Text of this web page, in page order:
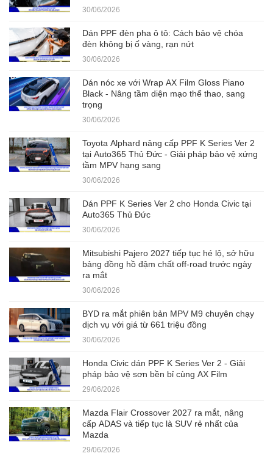
30/06/2026
Dán PPF đèn pha ô tô: Cách bảo vệ chóa
đèn không bị ố vàng, rạn nứt
30/06/2026
Dán nóc xe với Wrap AX Film Gloss Piano
Black - Nâng tầm diện mạo thể thao, sang
trọng
30/06/2026
Toyota Alphard nâng cấp PPF K Series Ver 2
tại Auto365 Thủ Đức - Giải pháp bảo vệ xứng
tầm MPV hạng sang
30/06/2026
Dán PPF K Series Ver 2 cho Honda Civic tại
Auto365 Thủ Đức
30/06/2026
Mitsubishi Pajero 2027 tiếp tục hé lộ, sở hữu
bảng đồng hồ đậm chất off-road trước ngày
ra mắt
30/06/2026
BYD ra mắt phiên bản MPV M9 chuyên chạy
dịch vụ với giá từ 661 triệu đồng
30/06/2026
Honda Civic dán PPF K Series Ver 2 - Giải
pháp bảo vệ sơn bền bỉ cùng AX Film
29/06/2026
Mazda Flair Crossover 2027 ra mắt, nâng
cấp ADAS và tiếp tục là SUV rẻ nhất của
Mazda
29/06/2026